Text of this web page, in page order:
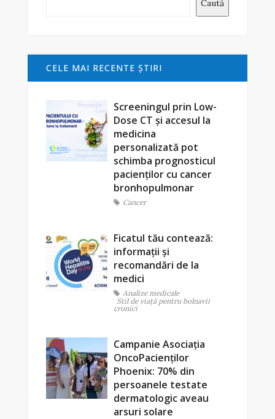
Caută
CELE MAI RECENTE ŞTIRI
Screeningul prin Low-
Dose CT și accesul la
medicina
personalizată pot
schimba prognosticul
pacienților cu cancer
bronhopulmonar
Cancer
Ficatul tău contează:
informații și
recomandări de la
medici
Analize medicale
Stil de viaţă pentru bolnavii
cronici
Campanie Asociația
OncoPacienților
Phoenix: 70% din
persoanele testate
dermatologic aveau
arsuri solare